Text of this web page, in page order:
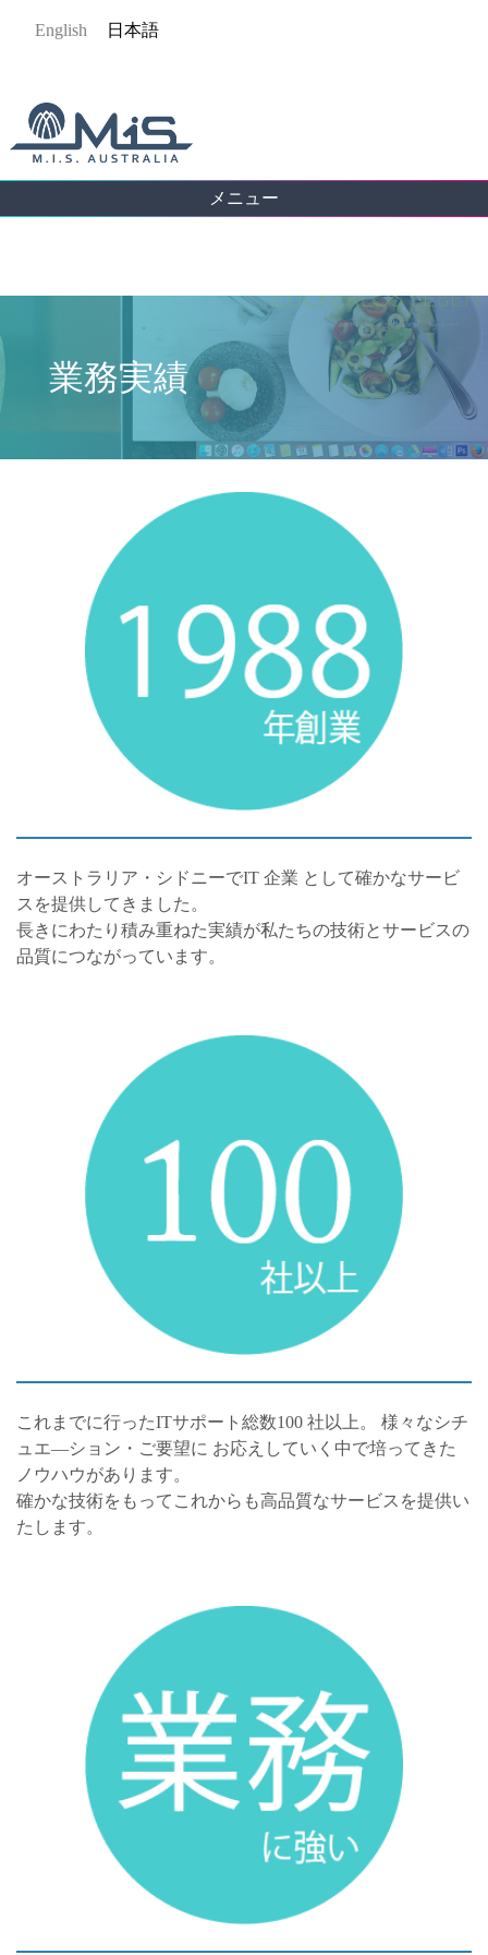
English 日本語
メニュー
top
業務実績
オーストラリア・シドニーでIT 企業 として確かなサービ
スを提供してきました。
長きにわたり積み重ねた実績が私たちの技術とサービスの
品質につながっています。
これまでに行ったITサポート総数100 社以上。 様々なシチ
ュエ―ション・ご要望に お応えしていく中で培ってきた
ノウハウがあります。
確かな技術をもってこれからも高品質なサービスを提供い
たします。